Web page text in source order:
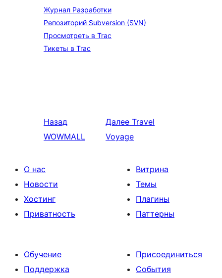
Журнал Разработки
Репозиторий Subversion (SVN)
Просмотреть в Trac
Тикеты в Trac
Назад
WOWMALL
Далее Travel
Voyage
О нас
Новости
Хостинг
Приватность
Витрина
Темы
Плагины
Паттерны
Обучение
Поддержка
Присоединиться
События